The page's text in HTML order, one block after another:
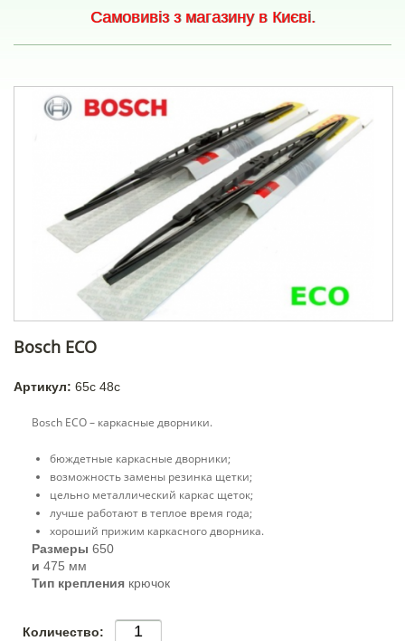
Самовивіз з магазину в Києві.
Bosch ECO
Артикул: 65c 48c
Bosch ECO – каркасные дворники.
бюждетные каркасные дворники;
возможность замены резинка щетки;
цельно металлический каркас щеток;
лучше работают в теплое время года;
хороший прижим каркасного дворника.
Размеры 650
и 475 мм
Тип крепления крючок
Количество: